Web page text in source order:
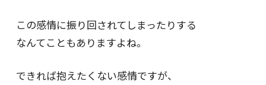
この感情に振り回されてしまったりする
なんてこともありますよね。
できれば抱えたくない感情ですが、